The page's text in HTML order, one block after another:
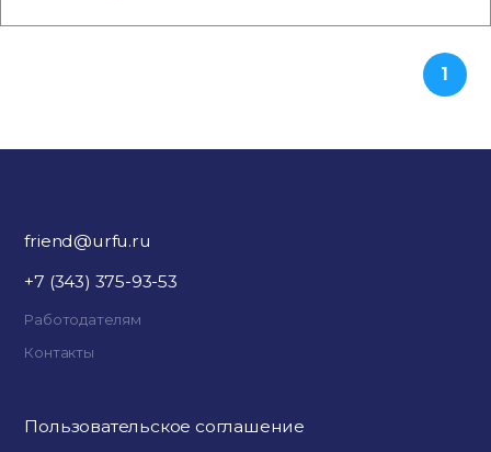
1
friend@urfu.ru
+7 (343) 375-93-53
Работодателям
Контакты
Пользовательское соглашение